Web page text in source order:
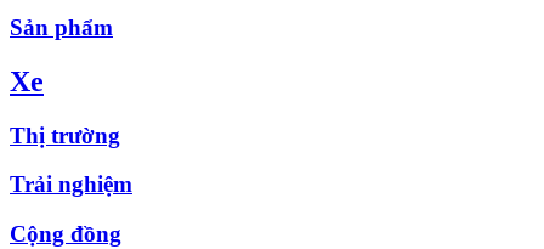
Sản phẩm
Xe
Thị trường
Trải nghiệm
Cộng đồng